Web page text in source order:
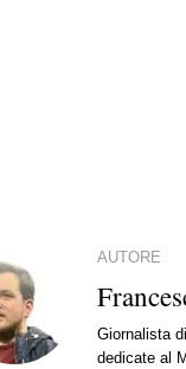
AUTORE
Giornalista
dedicate al